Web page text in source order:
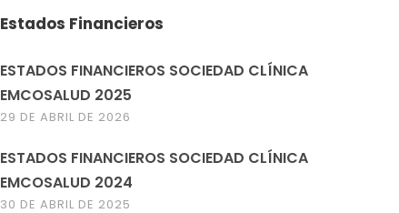
Estados Financieros
ESTADOS FINANCIEROS SOCIEDAD CLÍNICA
EMCOSALUD 2025
29 DE ABRIL DE 2026
ESTADOS FINANCIEROS SOCIEDAD CLÍNICA
EMCOSALUD 2024
30 DE ABRIL DE 2025